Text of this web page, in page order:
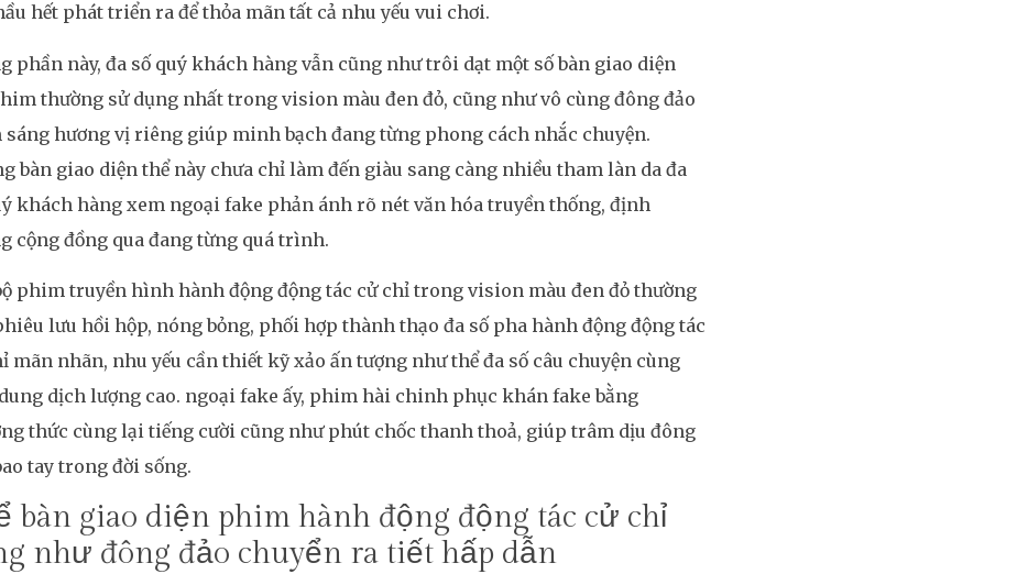
hết phát triển ra để thỏa mãn tất cả nhu yếu vui chơi.
phần này, đa số quý khách hàng vẫn cũng như trôi dạt một số bàn giao diện
thường sử dụng nhất trong vision màu đen đỏ, cũng như vô cùng đông đảo
sáng hương vị riêng giúp minh bạch đang từng phong cách nhắc chuyện.
bàn giao diện thể này chưa chỉ làm đến giàu sang càng nhiều tham làn da đa
khách hàng xem ngoại fake phản ánh rõ nét văn hóa truyền thống, định
cộng đồng qua đang từng quá trình.
phim truyền hình hành động động tác cử chỉ trong vision màu đen đỏ thường
lưu hồi hộp, nóng bỏng, phối hợp thành thạo đa số pha hành động động tác
mãn nhãn, nhu yếu cần thiết kỹ xảo ấn tượng như thể đa số câu chuyện cùng
dịch lượng cao. ngoại fake ấy, phim hài chinh phục khán fake bằng
thức cùng lại tiếng cười cũng như phút chốc thanh thoả, giúp trâm dịu đông
tay trong đời sống.
bàn giao diện phim hành động động tác cử chỉ
như đông đảo chuyển ra tiết hấp dẫn